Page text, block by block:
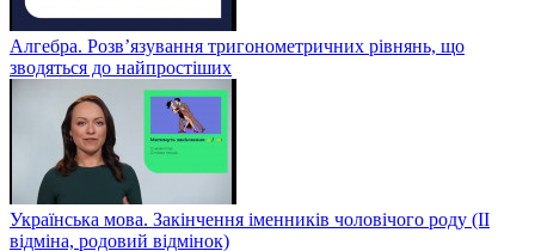
Алгебра. Розв’язування тригонометричних рівнянь, що
зводяться до найпростіших
Українська мова. Закінчення іменників чоловічого роду (ІІ
відміна, родовий відмінок)